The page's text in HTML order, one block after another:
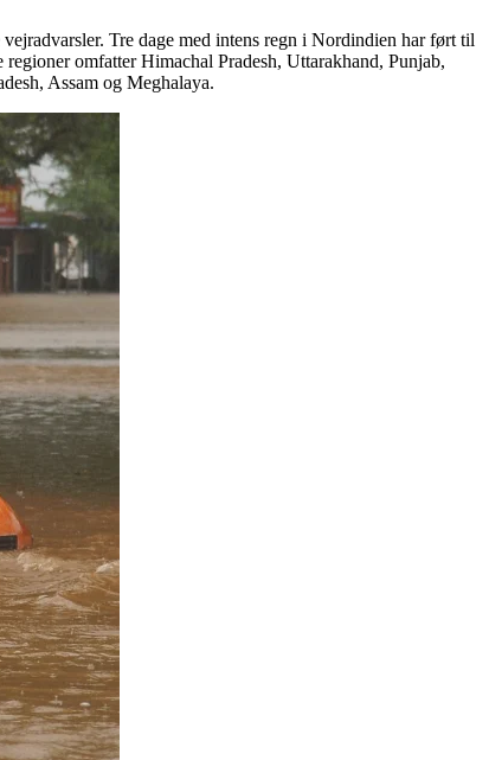
Tre dage med intens regn i Nordindien har ført til
omfatter Himachal Pradesh, Uttarakhand, Punjab,
Assam og Meghalaya.